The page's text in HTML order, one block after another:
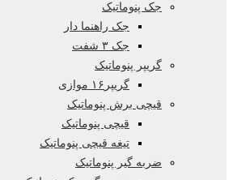
جک پنوماتیک
جک راهنما دار
جک ۳ شفت
گریپر پنوماتیک
گریپر۱۶ موازی
قیچی برش پنوماتیک
قیچی پنوماتیک
تیغه قیچی پنوماتیک
ضربه گیر پنوماتیک